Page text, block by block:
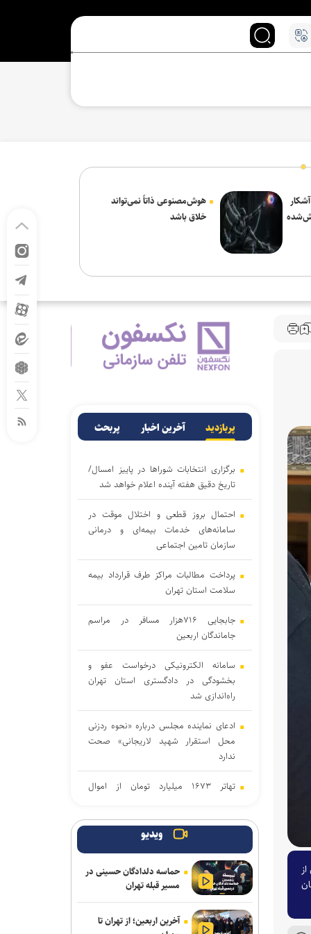
هوش‌مصنوعی ذاتاً نمی‌تواند
خلاق باشد
پربازدید آخرین اخبار پربحث
برگزاری انتخابات شوراها در پاییز امسال/
تاریخ دقیق هفته آینده اعلام خواهد شد
احتمال بروز قطعی و اختلال موقت در
سامانه‌های خدمات بیمه‌ای و درمانی
سازمان تامین اجتماعی
پرداخت مطالبات مراکز طرف قرارداد بیمه
سلامت استان تهران
جابجایی ۷۱۶هزار مسافر در مراسم
جاماندگان اربعین
سامانه الکترونیکی درخواست عفو و
بخشودگی در دادگستری استان تهران
راه‌اندازی شد
ادعای نماینده مجلس درباره «نحوه ردزنی
محل استقرار شهید لاریجانی» صحت
ندارد
تهاتر ۱۶۷۳ میلیارد تومان از اموال
لوکس، ۱۸۷ قطعه زمین و ۸۶ واحد
تکذیب شایعه معافیت سربازان فراری
سامانه تخصصی قوانین تأمین اجتماعی
راه‌اندازی شد
ویدیو
حماسه دلدادگان حسینی در
مسیر قبله تهران
آخرین اربعین؛ از تهران تا